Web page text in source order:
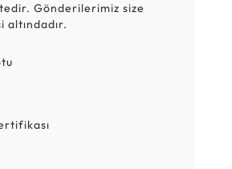
Gönderilerimiz size
altındadır.